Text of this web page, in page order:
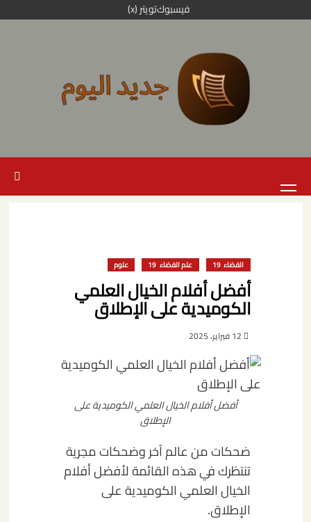
إلى
فيسبوكتويتر (x)
الرئيسية
الفضاء علم الفضاء علوم
أفضل أفلام الخيال العلمي
الكوميدية على الإطلاق
12 فبراير، 2025
أفضل أفلام الخيال العلمي الكوميدية على
الإطلاق
ضحكات من عالم آخر وضحكات مجرية
تنتظرك في هذه القائمة لأفضل أفلام
الخيال العلمي الكوميدية على
الإطلاق.